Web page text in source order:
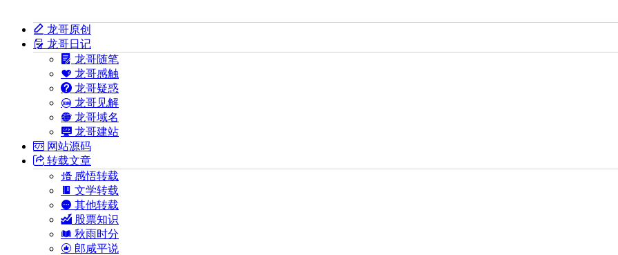
龙哥原创
龙哥日记
龙哥随笔
龙哥感触
龙哥疑惑
龙哥见解
龙哥域名
龙哥建站
网站源码
转载文章
感悟转载
文学转载
其他转载
股票知识
秋雨时分
郎咸平说